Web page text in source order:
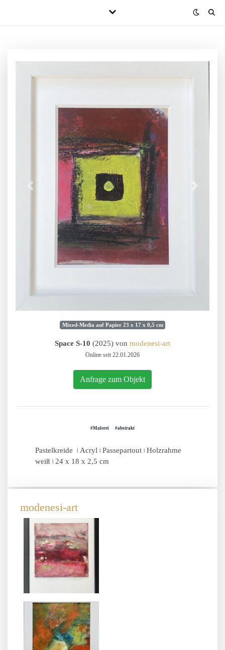
Mixed-Media auf Papier 23 x 17 x 0,5 cm
Space S-10 (2025) von modenesi-art
Online seit 22.01.2026
Anfrage zum Objekt
#Malerei #abstrakt
Pastelkreide ৷ Acryl ৷ Passepartout ৷ Holzrahme
weiß ৷ 24 x 18 x 2,5 cm
modenesi-art